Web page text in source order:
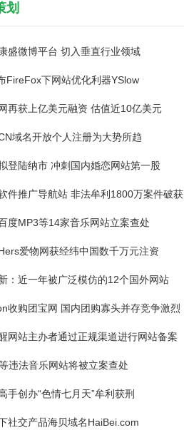
划
盛微博平台 切入垂直行业领域
FireFox下网站优化利器YSlow
再获上亿美元融资 估值近10亿美元
域名开放个人注册为大势所趋
登陆纳市 冲刺国内婚恋网站第一股
件推广导航站 非法牟利1800万案件破获
度MP3等14家音乐网站立案查处
爱物网获经纬中国数千万元注资
：近一年被广泛模仿的12个国外网站
收购团宝网 国内团购寡头并存竞争激烈
网站主办者通过正规渠道进行网站备案
违法音乐网站将被立案查处
手创办“色情七月天”牟利获刑
社交产品海贝域名HaiBei.com